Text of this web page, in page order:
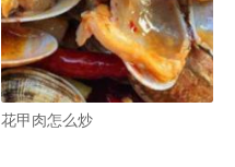
花甲肉怎么炒